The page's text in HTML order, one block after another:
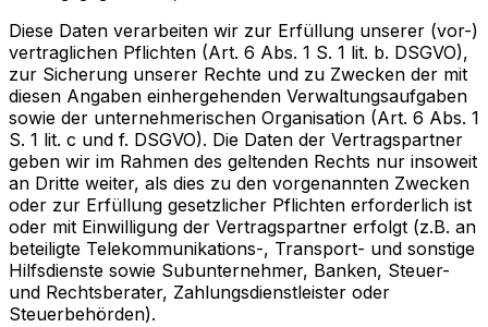
Diese Daten verarbeiten wir zur Erfüllung unserer (vor-)
vertraglichen Pflichten (Art. 6 Abs. 1 S. 1 lit. b. DSGVO),
zur Sicherung unserer Rechte und zu Zwecken der mit
diesen Angaben einhergehenden Verwaltungsaufgaben
sowie der unternehmerischen Organisation (Art. 6 Abs. 1
S. 1 lit. c und f. DSGVO). Die Daten der Vertragspartner
geben wir im Rahmen des geltenden Rechts nur insoweit
an Dritte weiter, als dies zu den vorgenannten Zwecken
oder zur Erfüllung gesetzlicher Pflichten erforderlich ist
oder mit Einwilligung der Vertragspartner erfolgt (z.B. an
beteiligte Telekommunikations-, Transport- und sonstige
Hilfsdienste sowie Subunternehmer, Banken, Steuer-
und Rechtsberater, Zahlungsdienstleister oder
Steuerbehörden).